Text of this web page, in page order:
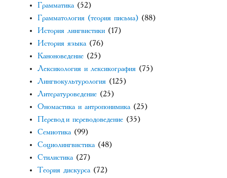
Грамматика (52)
Грамматология (теория письма) (88)
История лингвистики (17)
История языка (76)
Каноноведение (25)
Лексикология и лексикография (75)
Лингвокультурология (125)
Литературоведение (25)
Ономастика и антропонимика (25)
Перевод и переводоведение (35)
Семиотика (99)
Социолингвистика (48)
Стилистика (27)
Теория дискурса (72)